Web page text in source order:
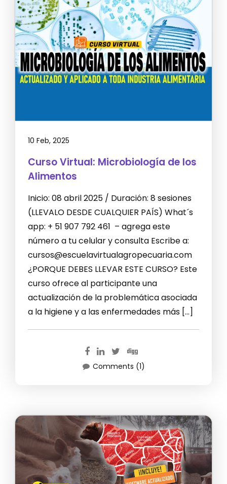
10 Feb, 2025
Curso Virtual: Microbiología de los
Alimentos
Inicio: 08 abril 2025 / Duración: 8 sesiones
(LLEVALO DESDE CUALQUIER PAÍS) What´s
app: + 51 907 792 461 – agrega este
número a tu celular y consulta Escribe a:
cursos@escuelavirtualagropecuaria.com
¿PORQUE DEBES LLEVAR ESTE CURSO? Este
curso ofrece al participante una
actualización de la problemática asociada
a la higiene y a las enfermedades más […]
Comments (1)